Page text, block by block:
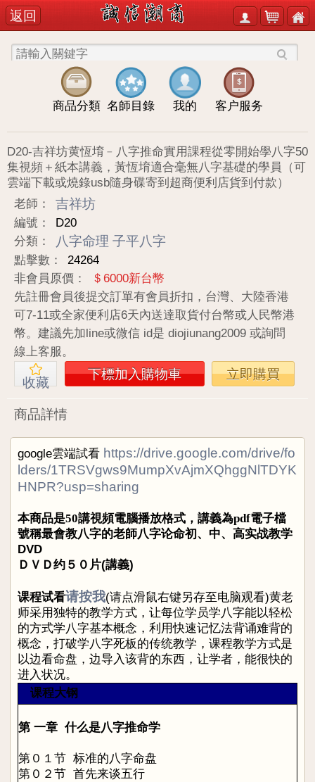
返回
商品分類 名師目錄 我的 客户服务
D20-吉祥坊黄恆堉﹣八字推命實用課程從零開始學八字50
集視頻＋紙本講義，黃恆堉適合毫無八字基礎的學員（可
雲端下載或燒錄usb隨身碟寄到超商便利店貨到付款）
老師：
吉祥坊
編號：
D20
分類：
八字命理 子平八字
點擊數：
24264
非會員原價：
＄6000新台幣
先註冊會員後提交訂單有會員折扣，台灣、大陸香港
可7-11或全家便利店6天內送達取貨付台幣或人民幣港
幣。建議先加line或微信 id是 diojiunang2009 或詢問
線上客服。
收藏
下標加入購物車 立即購買
商品詳情
google雲端試看 https://drive.google.com/drive/fo
lders/1TRSVgws9MumpXvAjmXQhggNlTDYK
HNPR?usp=sharing
本商品是50講視頻電腦播放格式，講義為pdf電子檔
號稱最會教八字的老師八字论命初、中、高实战教学
DVD
ＤＶＤ约５０片(講義)
课程试看请按我(请点滑鼠右键另存至电脑观看)黄老
师采用独特的教学方式，让每位学员学八字能以轻松
的方式学八字基本概念，利用快速记忆法背诵难背的
概念，打破学八字死板的传统教学，课程教学方式是
以边看命盘，边导入该背的东西，让学者，能很快的
进入状况。
课程大钢
第 一章 什么是八字推命学
第０１节 标准的八字命盘
第０２节 首先来谈五行